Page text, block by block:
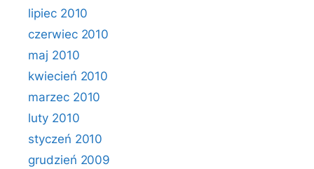
lipiec 2010
czerwiec 2010
maj 2010
kwiecień 2010
marzec 2010
luty 2010
styczeń 2010
grudzień 2009